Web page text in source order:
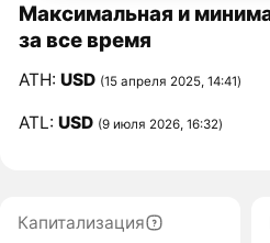
Максимальная и
за все время
ATH:USD (15 апреля 2025, 14:41)
ATL:USD (9 июля 2026, 16:32)
Капитализация